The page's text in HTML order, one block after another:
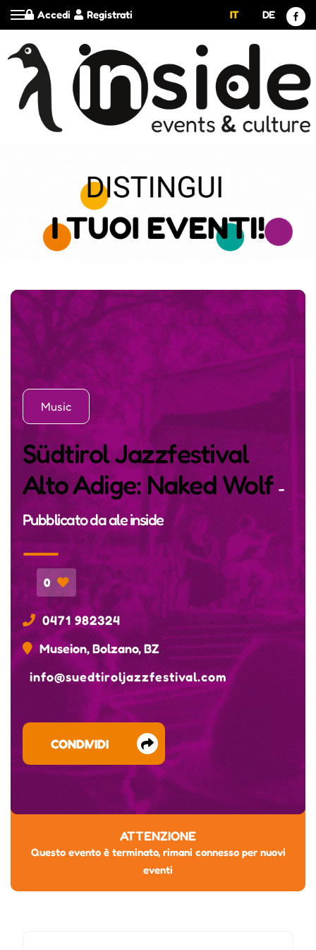
Registrati
Accedi IT DE
Music
Südtirol Jazzfestival
Alto Adige: Naked Wolf-
Pubblicato daale inside
0
0471 982324
Museion, Bolzano, BZ
info@suedtiroljazzfestival.com
CONDIVIDI
ATTENZIONE
Questo evento è terminato, rimani connesso per nuovi
eventi